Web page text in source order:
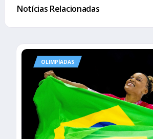
Notícias Relacionadas
OLIMPÍADAS